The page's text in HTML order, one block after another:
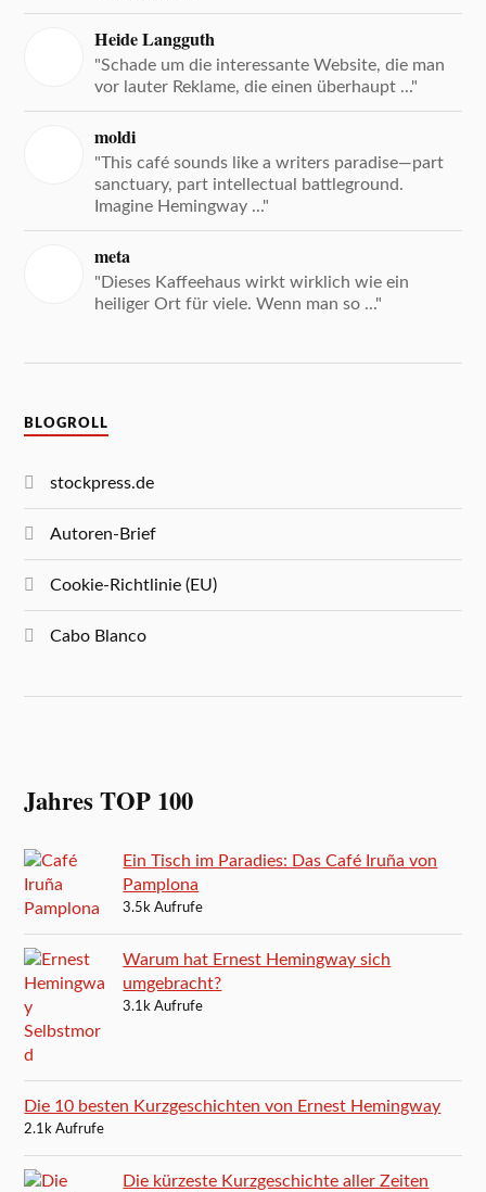
Heide Langguth
"Schade um die interessante Website, die man
vor lauter Reklame, die einen überhaupt ..."
moldi
"This café sounds like a writers paradise—part
sanctuary, part intellectual battleground.
Imagine Hemingway ..."
meta
"Dieses Kaffeehaus wirkt wirklich wie ein
heiliger Ort für viele. Wenn man so ..."
BLOGROLL
stockpress.de
Autoren-Brief
Cookie-Richtlinie (EU)
Cabo Blanco
Jahres TOP 100
Ein Tisch im Paradies: Das Café Iruña von
Pamplona
3.5k Aufrufe
Warum hat Ernest Hemingway sich
umgebracht?
3.1k Aufrufe
Die 10 besten Kurzgeschichten von Ernest Hemingway
2.1k Aufrufe
Die kürzeste Kurzgeschichte aller Zeiten